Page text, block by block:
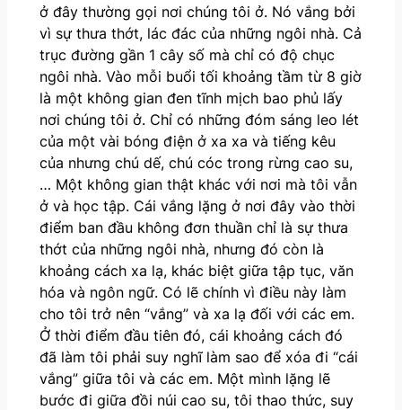
ở đây thường gọi nơi chúng tôi ở. Nó vắng bởi
vì sự thưa thớt, lác đác của những ngôi nhà. Cả
trục đường gần 1 cây số mà chỉ có độ chục
ngôi nhà. Vào mỗi buổi tối khoảng tầm từ 8 giờ
là một không gian đen tĩnh mịch bao phủ lấy
nơi chúng tôi ở. Chỉ có những đóm sáng leo lét
của một vài bóng điện ở xa xa và tiếng kêu
của nhưng chú dế, chú cóc trong rừng cao su,
… Một không gian thật khác với nơi mà tôi vẫn
ở và học tập. Cái vắng lặng ở nơi đây vào thời
điểm ban đầu không đơn thuần chỉ là sự thưa
thớt của những ngôi nhà, nhưng đó còn là
khoảng cách xa lạ, khác biệt giữa tập tục, văn
hóa và ngôn ngữ. Có lẽ chính vì điều này làm
cho tôi trở nên “vắng” và xa lạ đối với các em.
Ở thời điểm đầu tiên đó, cái khoảng cách đó
đã làm tôi phải suy nghĩ làm sao để xóa đi “cái
vắng” giữa tôi và các em. Một mình lặng lẽ
bước đi giữa đồi núi cao su, tôi thao thức, suy